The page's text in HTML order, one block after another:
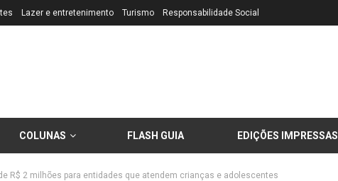
Lazer e entretenimento Turismo Responsabilidade Social
COLUNAS FLASH GUIA EDIÇÕES IMPRESSAS
R$ 2 milhões para entidades que atendem crianças e adolescentes